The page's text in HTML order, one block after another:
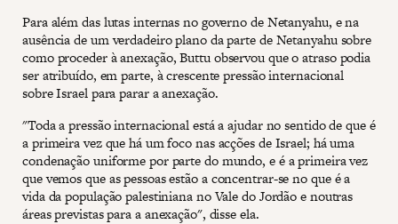
Para além das lutas internas no governo de Netanyahu, e na
ausência de um verdadeiro plano da parte de Netanyahu sobre
como proceder à anexação, Buttu observou que o atraso podia
ser atribuído, em parte, à crescente pressão internacional
sobre Israel para parar a anexação.
"Toda a pressão internacional está a ajudar no sentido de que é
a primeira vez que há um foco nas acções de Israel; há uma
condenação uniforme por parte do mundo, e é a primeira vez
que vemos que as pessoas estão a concentrar-se no que é a
vida da população palestiniana no Vale do Jordão e noutras
áreas previstas para a anexação", disse ela.